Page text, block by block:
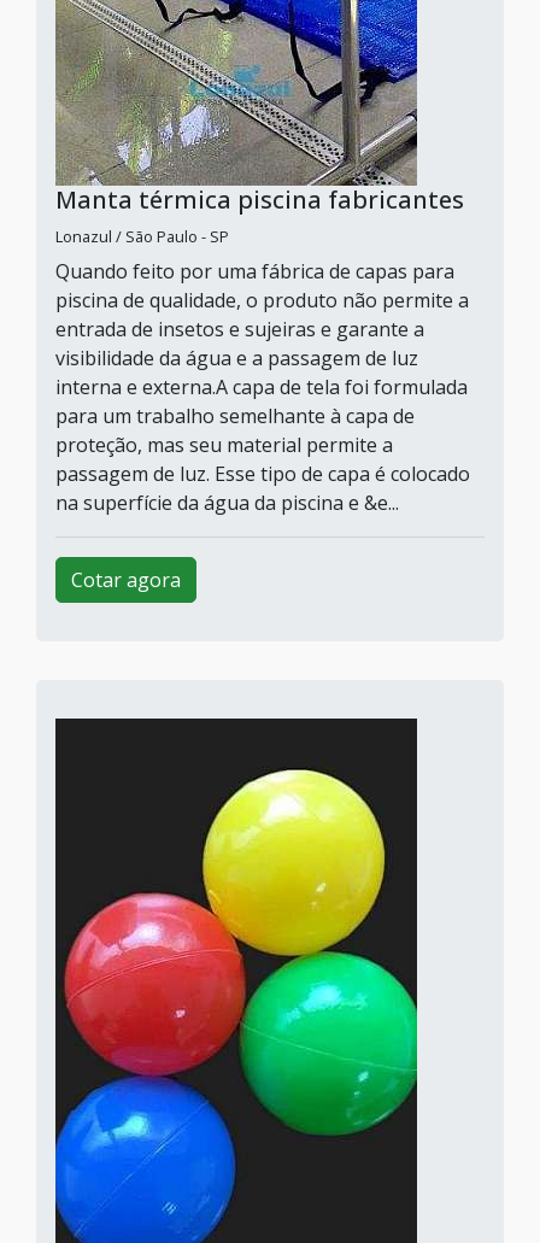
Manta térmica piscina fabricantes
Lonazul / São Paulo - SP
Quando feito por uma fábrica de capas para
piscina de qualidade, o produto não permite a
entrada de insetos e sujeiras e garante a
visibilidade da água e a passagem de luz
interna e externa.A capa de tela foi formulada
para um trabalho semelhante à capa de
proteção, mas seu material permite a
passagem de luz. Esse tipo de capa é colocado
na superfície da água da piscina e &e...
Cotar agora